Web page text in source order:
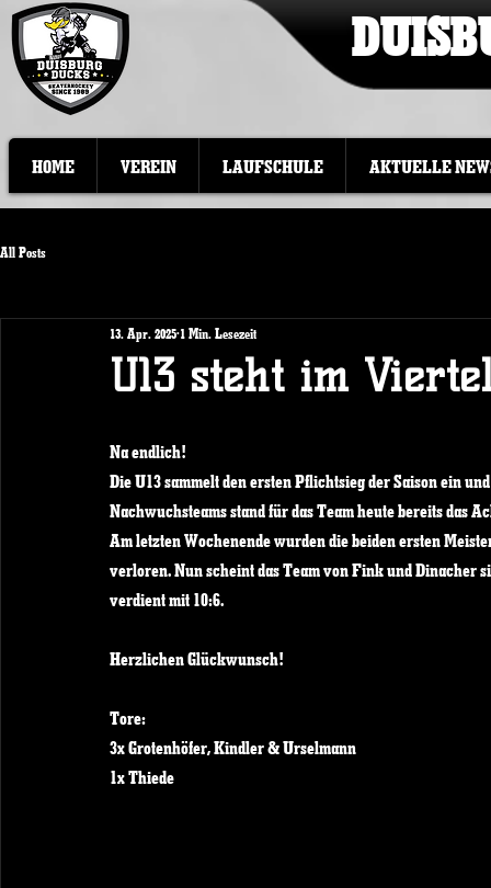
HOME VEREIN LAUFSCHULE AKTUELLE
All Posts
U13 steht im
13. Apr. 2025 1 Min. Lesezeit
Na endlich!
Die U13 sammelt den ersten Pflichtsieg der Saison ein
Nachwuchsteams stand für das Team heute bereits das
Am letzten Wochenende wurden die beiden ersten
verloren. Nun scheint das Team von Fink und Dinacher
verdient mit 10:6.
Herzlichen Glückwunsch!
Tore:
3x Grotenhöfer, Kindler & Urselmann
1x Thiede